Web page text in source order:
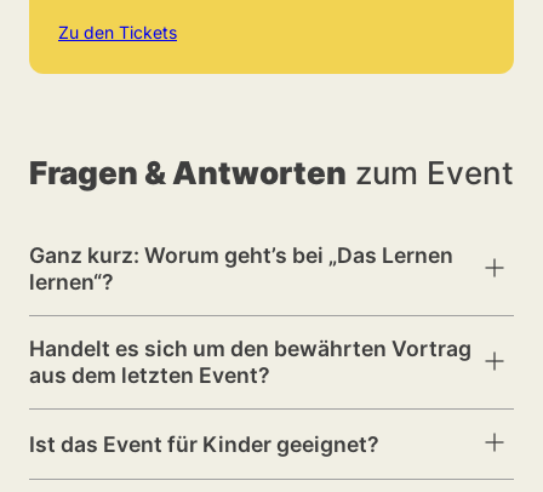
Zu den Tickets
Fragen & Antworten zum Event
Ganz kurz: Worum geht’s bei „Das Lernen
lernen“?
Impulse gibt, wie sie ihre Kinder effektiv und stressfrei beim
Lernen unterstützen können.
Leistungen und mehr Selbstvertrauen, während die Familie
insgesamt eine entspanntere und harmonischere Lern-
Handelt es sich um den bewährten Vortrag
aus dem letzten Event?
Nachfrage bringen wir unseren bewährten Vortrag weiter auf
die Bühne – einen Vortrag, der bereits tausenden Eltern
Ist das Event für Kinder geeignet?